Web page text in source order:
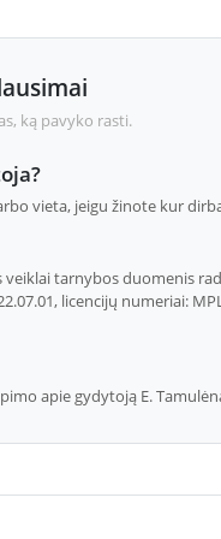
ką pavyko rasti.
vieta, jeigu žinote kur
tarnybos duomenis
licencijų numeriai:
apie gydytoją E.